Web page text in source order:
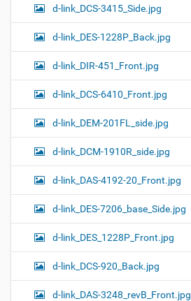
d-link_DCS-3415_Side.jpg
d-link_DES-1228P_Back.jpg
d-link_DIR-451_Front.jpg
d-link_DCS-6410_Front.jpg
d-link_DEM-201FL_side.jpg
d-link_DCM-1910R_side.jpg
d-link_DAS-4192-20_Front.jpg
d-link_DES-7206_base_Side.jpg
d-link_DES_1228P_Front.jpg
d-link_DCS-920_Back.jpg
d-link_DAS-3248_revB_Front.jpg